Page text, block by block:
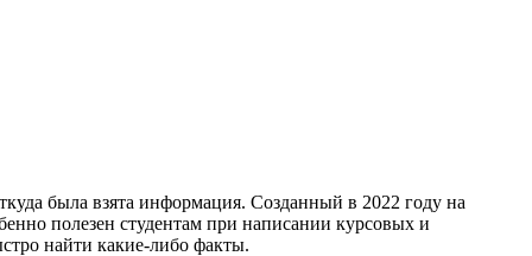
была взята информация. Созданный в 2022 году на
полезен студентам при написании курсовых и
найти какие-либо факты.